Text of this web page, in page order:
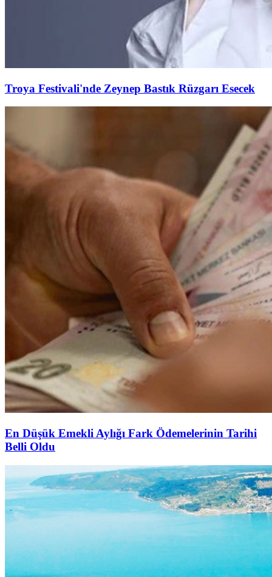
Troya Festivali'nde Zeynep Bastık Rüzgarı Esecek
En Düşük Emekli Aylığı Fark Ödemelerinin Tarihi
Belli Oldu